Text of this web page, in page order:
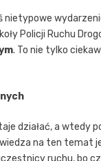
Policji Ruchu
. To nie tylko
działać, a wtedy
na ten